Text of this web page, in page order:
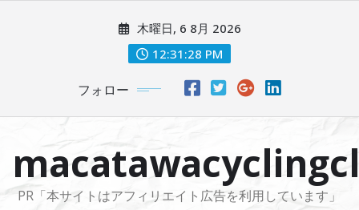
に
木曜日, 6 8月 2026
12:31:29 PM
フォロー
PR「本サイトはアフィリエイト広告を利用しています」